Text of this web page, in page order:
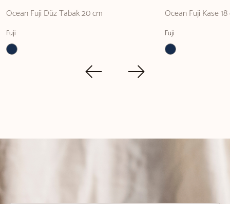
Ocean Fuji Düz Tabak 20 cm
Fuji
Ocean Fuji Kase
Fuji